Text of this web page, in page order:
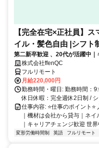
【完全在宅×正社員】
イル・髪色自由 |シフト
第二新卒歓迎 、20代が活躍中｜キャリアスタ
ャリアパスあり（長期キャリア
株式会社ffenQC
フルリモート
月給220,000円
勤務時間・曜日: 勤務時間：
休日休暇：完全週休2日制 /
仕事内容: ⭐️仕事のポイント
｜機材は会社から貸与｜ネ
｜キャリアチェンジ歓迎 世
変形労働時間制 英語 フルリモート